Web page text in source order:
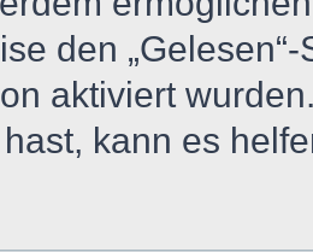
den
aktiviert
kann es